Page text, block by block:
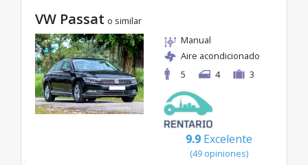
VW Passat o similar
Manual
Aire acondicionado
5
4 3
9.9 Excelente
(49 opiniones)